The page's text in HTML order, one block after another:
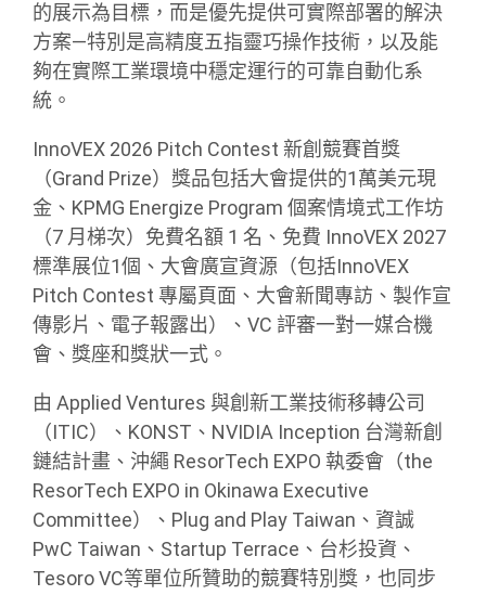
的展示為目標，而是優先提供可實際部署的解決
方案—特別是高精度五指靈巧操作技術，以及能
夠在實際工業環境中穩定運行的可靠自動化系
統。
InnoVEX 2026 Pitch Contest 新創競賽首獎
（Grand Prize）獎品包括大會提供的1萬美元現
金、KPMG Energize Program 個案情境式工作坊
（7 月梯次）免費名額 1 名、免費 InnoVEX 2027
標準展位1個、大會廣宣資源（包括InnoVEX
Pitch Contest 專屬頁面、大會新聞專訪、製作宣
傳影片、電子報露出）、VC 評審一對一媒合機
會、獎座和獎狀一式。
由 Applied Ventures 與創新工業技術移轉公司
（ITIC）、KONST、NVIDIA Inception 台灣新創
鏈結計畫、沖繩 ResorTech EXPO 執委會（the
ResorTech EXPO in Okinawa Executive
Committee）、Plug and Play Taiwan、資誠
PwC Taiwan、Startup Terrace、台杉投資、
Tesoro VC等單位所贊助的競賽特別獎，也同步